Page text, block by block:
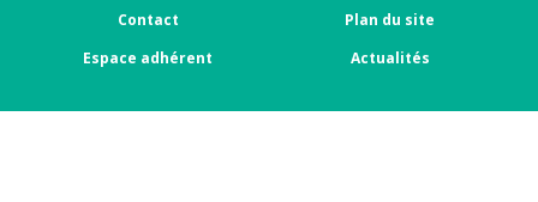
Contact
Plan du site
Espace adhérent
Actualités